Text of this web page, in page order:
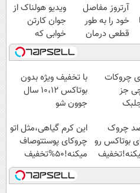
آرتروز مفاصل
خود را به طور
قطعی درمان
کنید!
◗پرسش‌نامه◖
ویدیو هولناک از
جوان کارتن
خوابی که
میلیاردر شد.
آموزش رایگان
چروکات
جز
با تخفیف ویژه بدون
بوتاکس ۱۰،۱۲ سال
جوون شو
چروک
بوتاکس رو
این کرم گیاهی،مثل اتو
چروکای پوستتوصاف
میکنه!50%تخفیف